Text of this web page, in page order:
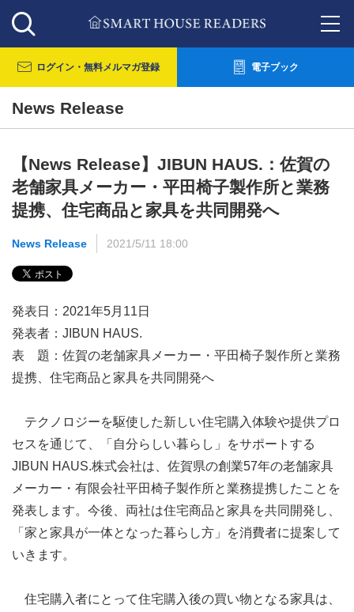
ログイン・ 無料メルマガ登録 電子ブック
News Release
【News Release】JIBUN HAUS.：佐賀の
老舗家具メーカー・平田椅子製作所と業務
提携、住宅商品と家具を共同開発へ
News Release 2021/5/11 18:00
発表日：2021年5月11日
発表者：JIBUN HAUS.
表 題：佐賀の老舗家具メーカー・平田椅子製作所と業務
提携、住宅商品と家具を共同開発へ
テクノロジーを駆使した新しい住宅購入体験や提供プロ
セスを通じて、「自分らしい暮らし」をサポートする
JIBUN HAUS.株式会社は、佐賀県の創業57年の老舗家具
メーカー・有限会社平田椅子製作所と業務提携したことを
発表します。今後、両社は住宅商品と家具を共同開発し、
「家と家具が一体となった暮らし方」を消費者に提案して
いきます。
住宅購入者にとって住宅購入後の買い物となる家具は、